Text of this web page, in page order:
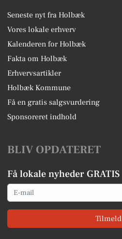
Seneste nyt fra Holbæk
Vores lokale erhverv
Kalenderen for Holbæk
Fakta om Holbæk
Erhvervsartikler
Holbæk Kommune
Få en gratis salgsvurdering
Sponsoreret indhold
BLIV OPDATERET
Få lokale nyheder GRATIS
Email
Tilmeld